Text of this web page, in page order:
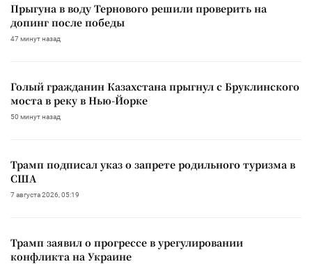
Прыгуна в воду Тернового решили проверить на
допинг после победы
47 минут назад
Голый гражданин Казахстана прыгнул с Бруклинского
моста в реку в Нью-Йорке
50 минут назад
Трамп подписал указ о запрете родильного туризма в
США
7 августа 2026, 05:19
Трамп заявил о прогрессе в урегулировании
конфликта на Украине